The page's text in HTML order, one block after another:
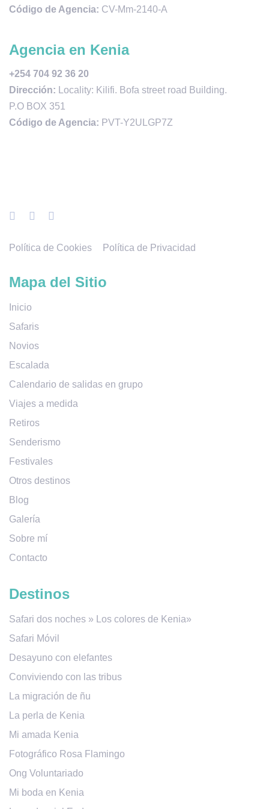
Código de Agencia: CV-Mm-2140-A
Agencia en Kenia
+254 704 92 36 20
Dirección:
Locality: Kilifi. Bofa street road Building.
P.O BOX 351
Código de Agencia: PVT-Y2ULGP7Z
Política de Cookies Política de Privacidad
Mapa del Sitio
Inicio
Safaris
Novios
Escalada
Calendario de salidas en grupo
Viajes a medida
Retiros
Senderismo
Festivales
Otros destinos
Blog
Galería
Sobre mí
Contacto
Destinos
Safari dos noches » Los colores de Kenia»
Safari Móvil
Desayuno con elefantes
Conviviendo con las tribus
La migración de ñu
La perla de Kenia
Mi amada Kenia
Fotográfico Rosa Flamingo
Ong Voluntariado
Mi boda en Kenia